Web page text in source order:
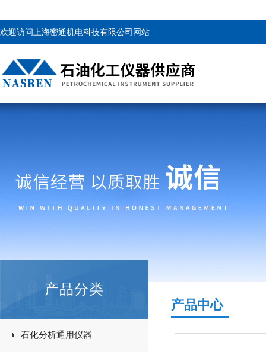
欢迎访问上海密通机电科技有限公司网站
产品分类
石化分析通用仪器
产品中心